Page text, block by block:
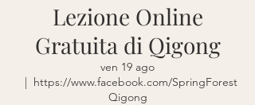
Lezione Online
Gratuita di Qigong
ven 19 ago
  |
https://www.facebook.com/SpringForest
Qigong